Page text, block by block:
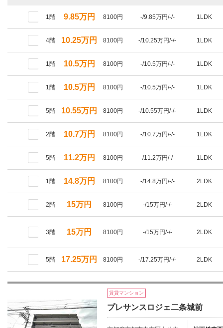
1階 9.85万円 8100円 -/9.85万円/-/- 1LDK
4階 10.25万円 8100円 -/10.25万円/-/- 1LDK
1階 10.5万円 8100円 -/10.5万円/-/- 1LDK
1階 10.5万円 8100円 -/10.5万円/-/- 1LDK
5階 10.55万円 8100円 -/10.55万円/-/- 1LDK
2階 10.7万円 8100円 -/10.7万円/-/- 1LDK
5階 11.2万円 8100円 -/11.2万円/-/- 1LDK
1階 14.8万円 8100円 -/14.8万円/-/- 2LDK
2階 15万円 8100円 -/15万円/-/- 2LDK
3階 15万円 8100円 -/15万円/-/- 2LDK
5階 17.25万円 8100円 -/17.25万円/-/- 2LDK
賃貸マンション
プレサンスロジェ二条城前